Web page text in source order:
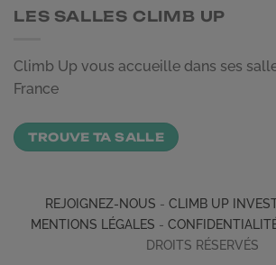
LES SALLES CLIMB UP
Climb Up vous accueille dans ses
France
TROUVE TA SALLE
REJOIGNEZ-NOUS - CLIMB UP
MENTIONS LÉGALES -
DROITS RÉSERVÉS